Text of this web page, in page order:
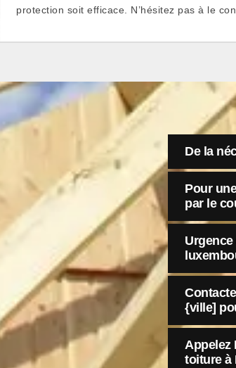
protection soit efficace. N’hésitez pas à le
De la
Pour
par le
{ville]
Appelez
toiture à